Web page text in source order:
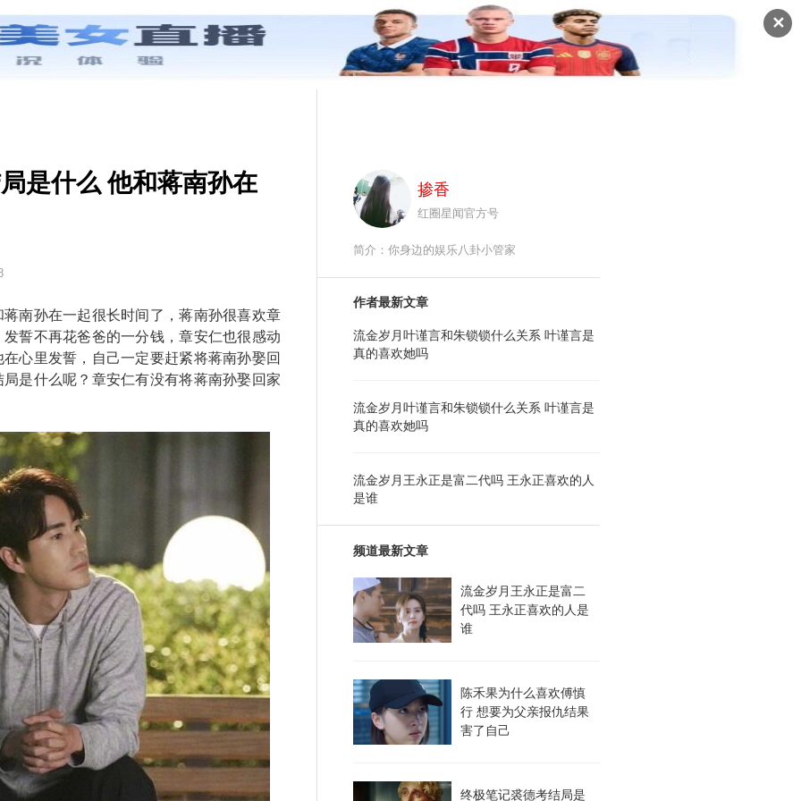
✕
首页 红圈STAR 红圈悦听 红圈视角 红圈图库 红圈热点
是什么 他和蒋南孙在
孙在一起很长时间了，蒋南孙很喜欢章
誓不再花爸爸的一分钱，章安仁也很感动
心里发誓，自己一定要赶紧将蒋南孙娶回
是什么呢？章安仁有没有将蒋南孙娶回家
掺香
红圈星闻官方号
简介：你身边的娱乐八卦小管家
作者最新文章
流金岁月叶谨言和朱锁锁什么关系 叶谨言是
真的喜欢她吗
流金岁月叶谨言和朱锁锁什么关系 叶谨言是
真的喜欢她吗
流金岁月王永正是富二代吗 王永正喜欢的人
是谁
频道最新文章
流金岁月王永正是富二
代吗 王永正喜欢的人是
谁
陈禾果为什么喜欢傅慎
行 想要为父亲报仇结果
害了自己
终极笔记裘德考结局是